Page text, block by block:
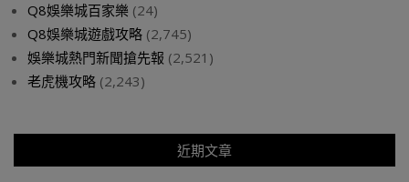
Q8娛樂城百家樂 (24)
Q8娛樂城遊戲攻略 (2,745)
娛樂城熱門新聞搶先報 (2,521)
老虎機攻略 (2,243)
近期文章